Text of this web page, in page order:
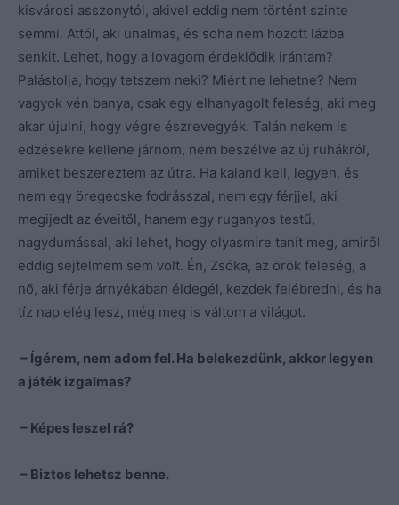
kisvárosi asszonytól, akivel eddig nem történt szinte
semmi. Attól, aki unalmas, és soha nem hozott lázba
senkit. Lehet, hogy a lovagom érdeklődik irántam?
Palástolja, hogy tetszem neki? Miért ne lehetne? Nem
vagyok vén banya, csak egy elhanyagolt feleség, aki meg
akar újulni, hogy végre észrevegyék. Talán nekem is
edzésekre kellene járnom, nem beszélve az új ruhákról,
amiket beszereztem az útra. Ha kaland kell, legyen, és
nem egy öregecske fodrásszal, nem egy férjjel, aki
megijedt az éveitől, hanem egy ruganyos testű,
nagydumással, aki lehet, hogy olyasmire tanít meg, amiről
eddig sejtelmem sem volt. Én, Zsóka, az örök feleség, a
nő, aki férje árnyékában éldegél, kezdek felébredni, és ha
tíz nap elég lesz, még meg is váltom a világot.
– Ígérem, nem adom fel. Ha belekezdünk, akkor legyen
a játék izgalmas?
– Képes leszel rá?
– Biztos lehetsz benne.